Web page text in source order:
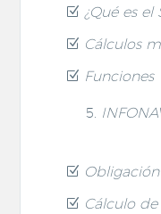
¿Qué es el
Cálculos
Funciones
Cálculo